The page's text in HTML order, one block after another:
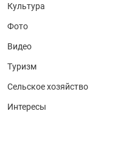
Культура
Фото
Видео
Туризм
Сельское хозяйство
Интересы